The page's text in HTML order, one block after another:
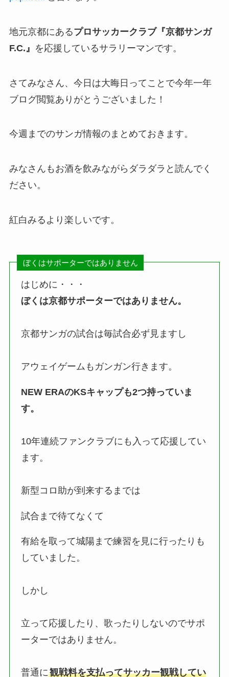
地元京都にあるプロサッカークラブ『京都サンガ
F.C.』 を応援しているサラリーマンです。
さてみなさん、今日は大晦日ってことで今年一年
ブログ閲覧ありがとうございました！
今週までのサンガ情報のまとめておきます。
みなさんもお酒を飲みながらダラダラと読んでく
ださい。
紅白みるより楽しいです。
ぼくはサポーターではありません
はじめに・・・
ぼくは京都サポーターではありません。
京都サンガの試合は毎試合必ず見ますし
アウェイゲームもガンガン行きます。
NEW ERAのKSキャップも2つ持っていま
す。
10年連続ファンクラブにも入って応援してい
ます。
新型コロ助が到来するまでは
試合まで待てなくて
有給を取って城陽まで練習を見に行ったりも
していました。
しかし
立って応援したり、歌ったりしないのでサポ
ーターではありません。
普通に観戦料を支払ってサッカー観戦してい